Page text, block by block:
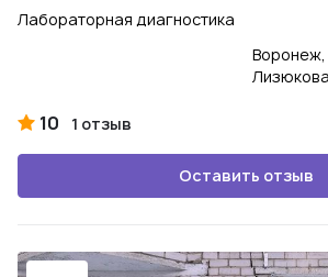
Лабораторная диагностика
Воронеж,
10 1 отзыв
Оставить отзыв